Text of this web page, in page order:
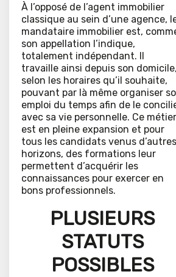
À l’opposé de l’agent immobilier
classique au sein d’une agence,
mandataire immobilier est,
son appellation l’indique,
totalement indépendant. Il
travaille ainsi depuis son domicile,
selon les horaires qu’il souhaite,
pouvant par là même organiser
emploi du temps afin de le
avec sa vie personnelle. Ce métier
est en pleine expansion et pour
tous les candidats venus d’autres
horizons, des formations leur
permettent d’acquérir les
connaissances pour exercer en
bons professionnels.
PLUSIEURS
STATUTS
POSSIBLES